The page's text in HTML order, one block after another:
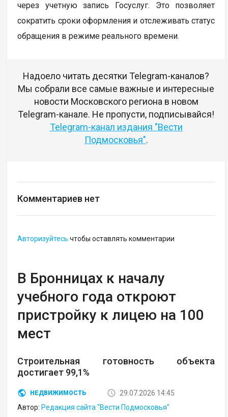
через учетную запись Госуслуг. Это позволяет
сократить сроки оформления и отслеживать статус
обращения в режиме реального времени.
Надоело читать десятки Telegram-каналов?
Мы собрали все самые важные и интересные
новости Московского региона в новом
Telegram-канале. Не пропусти, подписывайся!
Telegram-канал издания "Вести
Подмосковья".
Комментариев нет
Авторизуйтесь чтобы оставлять комментарии
В Бронницах к началу
учебного года откроют
пристройку к лицею на 100
мест
Строительная готовность объекта
достигает 99,1%
НЕДВИЖИМОСТЬ
29.07.2026 14:45
Автор: Редакция сайта "Вести Подмосковья"